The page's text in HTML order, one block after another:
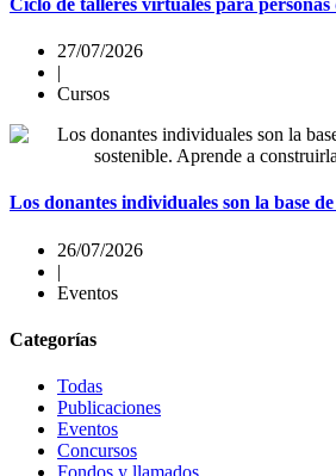
27/07/2026
|
Cursos
Los donantes individuales son la base
26/07/2026
|
Eventos
Categorías
Todas
Publicaciones
Eventos
Concursos
Fondos y llamados